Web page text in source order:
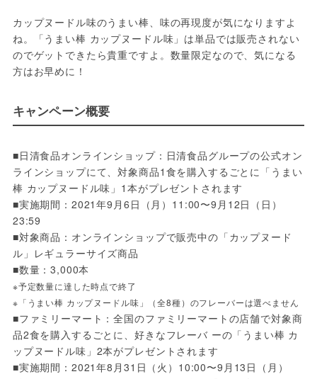
カップヌードル味のうまい棒、味の再現度が気になりますよ
ね。「うまい棒 カップヌードル味」は単品では販売されない
のでゲットできたら貴重ですよ。数量限定なので、気になる
方はお早めに！
キャンペーン概要
■日清食品オンラインショップ：日清食品グループの公式オン
ラインショップにて、対象商品1食を購入するごとに「うまい
棒 カップヌードル味」1本がプレゼントされます
■実施期間：2021年9月6日（月）11:00〜9月12日（日）
23:59
■対象商品：オンラインショップで販売中の「カップヌード
ル」レギュラーサイズ商品
■数量：3,000本
※予定数量に達した時点で終了
※「うまい棒 カップヌードル味」（全8種）のフレーバーは選べません
■ファミリーマート：全国のファミリーマートの店舗で対象商
品2食を購入するごとに、好きなフレーバ ーの「うまい棒 カ
ップヌードル味」2本がプレゼントされます
■実施期間：2021年8月31日（火）10:00〜9月13日（月）